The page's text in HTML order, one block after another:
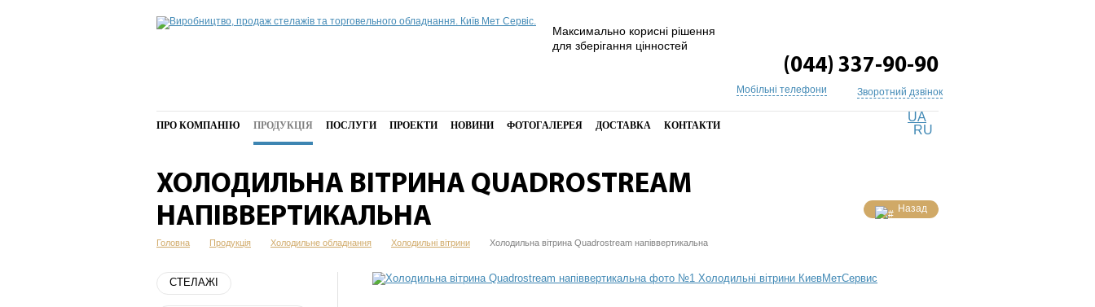
Максимально корисні рішення
для зберігання цінностей
(044) 337-90-90
Мобільні телефони Зворотний дзвінок
ПРО КОМПАНІЮ ПРОДУКЦІЯ ПОСЛУГИ ПРОЕКТИ НОВИНИ ФОТОГАЛЕРЕЯ ДОСТАВКА КОНТАКТИ
UA
RU
Назад
ХОЛОДИЛЬНА ВІТРИНА QUADROSTREAM
НАПІВВЕРТИКАЛЬНА
Головна Продукція Холодильне обладнання Холодильні вітрини Холодильна вітрина Quadrostream напіввертикальна
СТЕЛАЖІ